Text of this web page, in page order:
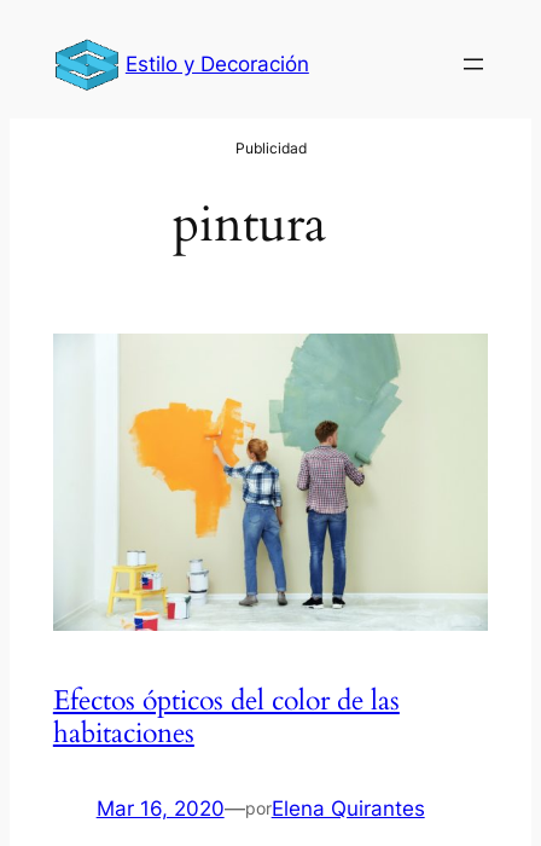
contenido
Estilo y Decoración
pintura
Efectos ópticos del color de las
habitaciones
Mar 16, 2020—porElena Quirantes